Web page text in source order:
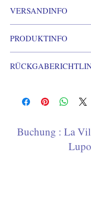
VERSANDINFO
Entfernung, z.b. in ferne
Anfrage.
PRODUKTINFO
mit Alurahmen.Auf Wunsch
ohne Logo geliefert werden.
Buchung : La
Lupo